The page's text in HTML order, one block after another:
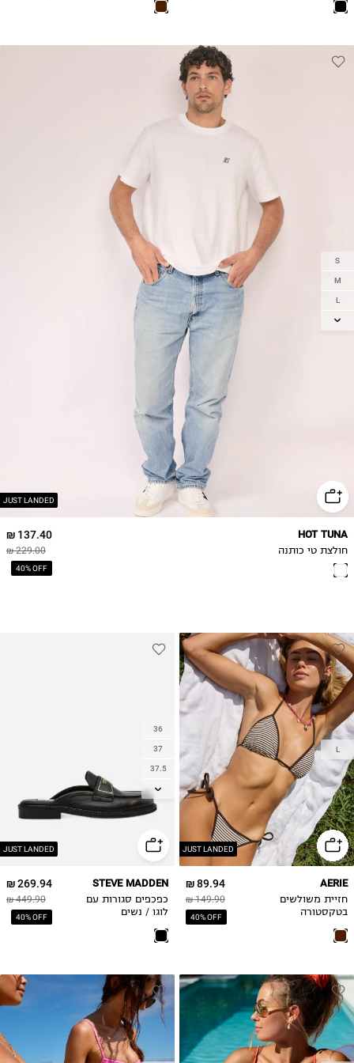
JUST LANDED
S
M
L
XL
137.40 ₪
229.00 ₪
40% OFF
HOT TUNA
חולצת טי כותנה
JUST LANDED
L
89.94 ₪
149.90 ₪
40% OFF
AERIE
חזיית משולשים
בטקסטורה
JUST LANDED
36
37
37.5
38
38.5
40
269.94 ₪
449.90 ₪
40% OFF
STEVE MADDEN
כפכפים סגורות עם
לוגו / נשים